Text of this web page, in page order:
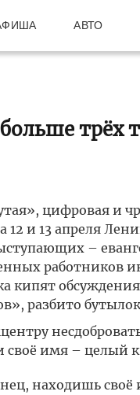
АВТО
трёх
цифровая и
12 и 13 апреля
–
работников
кипят
разбито
имя – целый
находишь